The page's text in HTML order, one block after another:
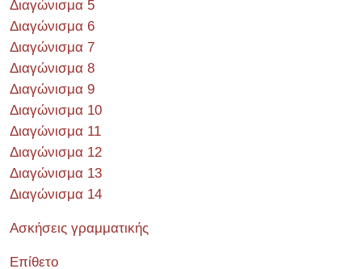
Διαγώνισμα 5
Διαγώνισμα 6
Διαγώνισμα 7
Διαγώνισμα 8
Διαγώνισμα 9
Διαγώνισμα 10
Διαγώνισμα 11
Διαγώνισμα 12
Διαγώνισμα 13
Διαγώνισμα 14
Ασκήσεις γραμματικής
Επίθετο